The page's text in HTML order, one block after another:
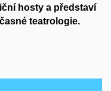
hosty a představí
teatrologie.